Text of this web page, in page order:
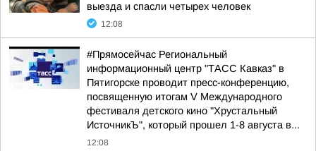
выезда и спасли четырех человек
12:08
#Прямосейчас Региональный
информационный центр "ТАСС Кавказ" в
Пятигорске проводит пресс-конференцию,
посвященную итогам V Международного
фестиваля детского кино "Хрустальный
ИсточникЪ", который прошел 1-8 августа в...
12:08